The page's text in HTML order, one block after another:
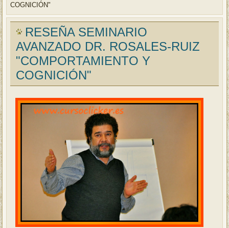
COGNICIÓN"
RESEÑA SEMINARIO
AVANZADO DR. ROSALES-RUIZ
"COMPORTAMIENTO Y
COGNICIÓN"